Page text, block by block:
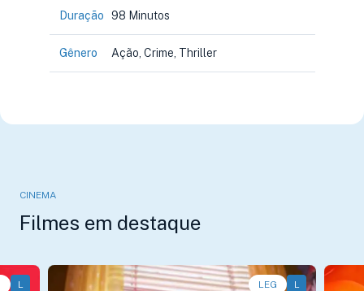
Duração 98 Minutos
Gênero Ação, Crime, Thriller
CINEMA
Filmes em destaque
L LEG L
Animação, Aventura, Comédia • • 1h40